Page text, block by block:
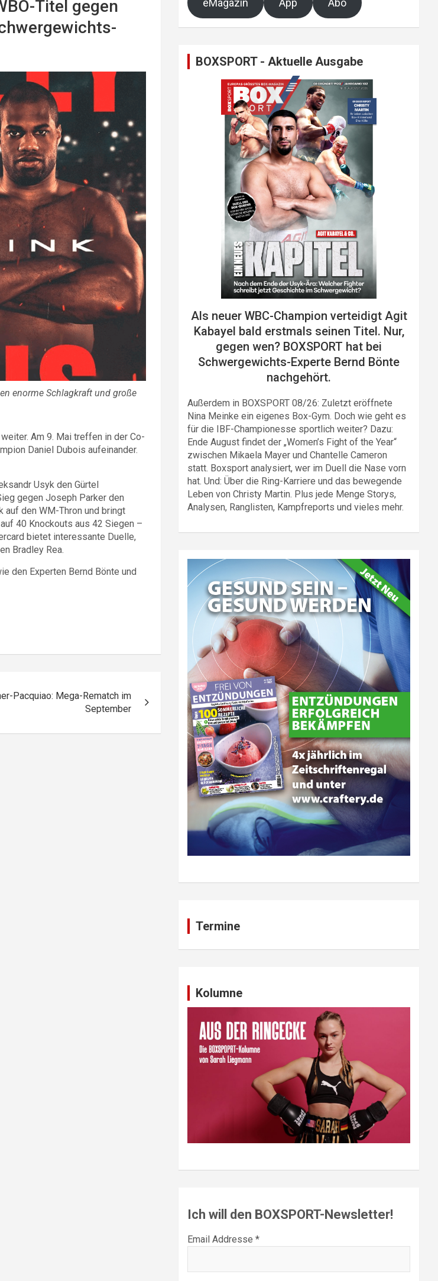
Titel gegen
enorme Schlagkraft und große
Am 9. Mai treffen in der Co-
Daniel Dubois aufeinander.
Usyk den Gürtel
gegen Joseph Parker den
den WM-Thron und bringt
40 Knockouts aus 42 Siegen –
bietet interessante Duelle,
Bradley Rea.
den Experten Bernd Bönte und
Pacquiao: Mega-Rematch im
September
eMagazin App Abo
BOXSPORT - Aktuelle Ausgabe
Als neuer WBC-Champion verteidigt Agit
Kabayel bald erstmals seinen Titel. Nur,
gegen wen? BOXSPORT hat bei
Schwergewichts-Experte Bernd Bönte
nachgehört.
Außerdem in BOXSPORT 08/26: Zuletzt eröffnete
Nina Meinke ein eigenes Box-Gym. Doch wie geht es
für die IBF-Championesse sportlich weiter? Dazu:
Ende August findet der „Women’s Fight of the Year“
zwischen Mikaela Mayer und Chantelle Cameron
statt. Boxsport analysiert, wer im Duell die Nase vorn
hat. Und: Über die Ring-Karriere und das bewegende
Leben von Christy Martin. Plus jede Menge Storys,
Analysen, Ranglisten, Kampfreports und vieles mehr.
Termine
Kolumne
Ich will den BOXSPORT-Newsletter!
Email Addresse *